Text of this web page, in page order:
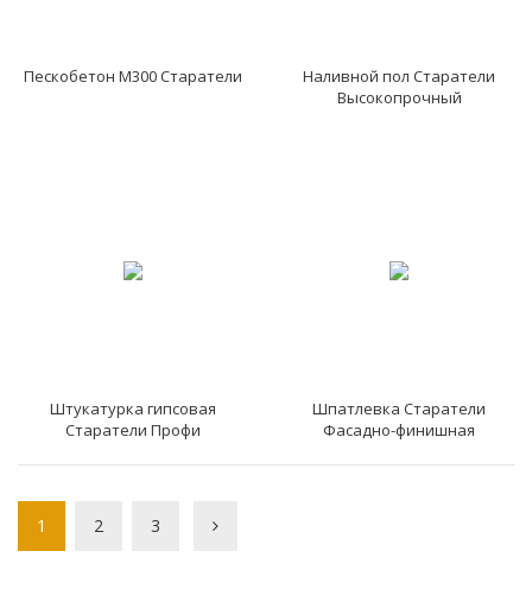
Пескобетон М300 Старатели
Наливной пол Старатели
Высокопрочный
Штукатурка гипсовая
Старатели Профи
Шпатлевка Старатели
Фасадно-финишная
1 2 3